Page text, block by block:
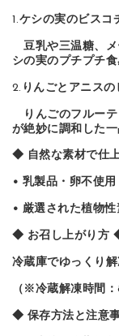
1.ケシの実のビスコ
豆乳や三温糖、メ
シの実のプチプチ食
2. りんごとアニスの
りんごのフルーテ
が絶妙に調和した一
◆ 自然な素材で仕
• 乳製品・卵不使用
• 厳選された植物
◆ お召し上がり方
冷蔵庫でゆっくり
（※冷蔵解凍時間：
◆ 保存方法と注意